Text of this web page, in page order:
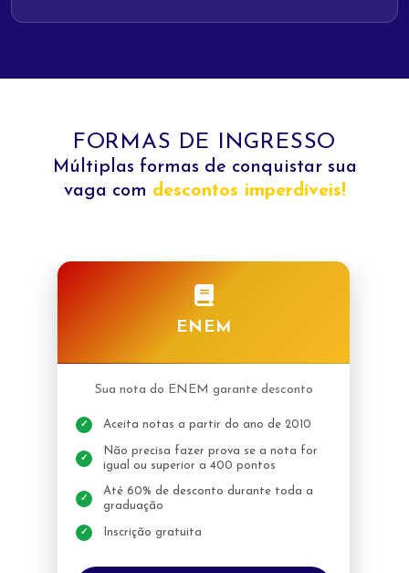
FORMAS DE INGRESSO
Múltiplas formas de conquistar sua
vaga com descontos imperdíveis!
ENEM
Sua nota do ENEM garante desconto
Aceita notas a partir do ano de 2010
Não precisa fazer prova se a nota for
igual ou superior a 400 pontos
Até 60% de desconto durante toda a
graduação
Inscrição gratuita